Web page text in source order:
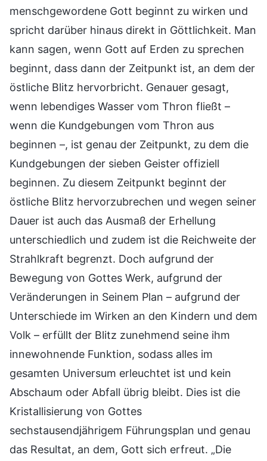
menschgewordene Gott beginnt zu wirken und
spricht darüber hinaus direkt in Göttlichkeit. Man
kann sagen, wenn Gott auf Erden zu sprechen
beginnt, dass dann der Zeitpunkt ist, an dem der
östliche Blitz hervorbricht. Genauer gesagt,
wenn lebendiges Wasser vom Thron fließt –
wenn die Kundgebungen vom Thron aus
beginnen –, ist genau der Zeitpunkt, zu dem die
Kundgebungen der sieben Geister offiziell
beginnen. Zu diesem Zeitpunkt beginnt der
östliche Blitz hervorzubrechen und wegen seiner
Dauer ist auch das Ausmaß der Erhellung
unterschiedlich und zudem ist die Reichweite der
Strahlkraft begrenzt. Doch aufgrund der
Bewegung von Gottes Werk, aufgrund der
Veränderungen in Seinem Plan – aufgrund der
Unterschiede im Wirken an den Kindern und dem
Volk – erfüllt der Blitz zunehmend seine ihm
innewohnende Funktion, sodass alles im
gesamten Universum erleuchtet ist und kein
Abschaum oder Abfall übrig bleibt. Dies ist die
Kristallisierung von Gottes
sechstausendjährigem Führungsplan und genau
das Resultat, an dem, Gott sich erfreut. „Die